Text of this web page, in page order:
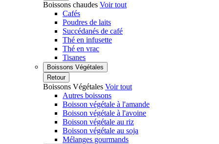
Boissons chaudes Voir tout
Cafés
Poudres de laits
Succédanés de café
Thé en infusette
Thé en vrac
Tisanes
Boissons Végétales
Retour
Boissons Végétales Voir tout
Autres boissons
Boisson végétale à l'amande
Boisson végétale à l'avoine
Boisson végétale au riz
Boisson végétale au soja
Mélanges gourmands